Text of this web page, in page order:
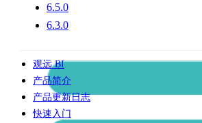
6.5.0
6.3.0
观远 BI
产品简介
产品更新日志
快速入门